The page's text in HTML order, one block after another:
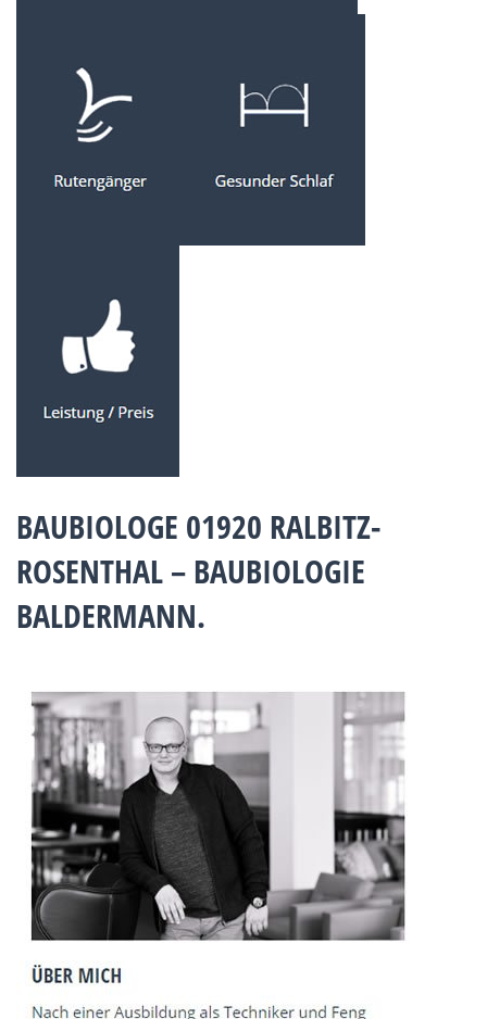
BAUBIOLOGE 01920 RALBITZ-
ROSENTHAL – BAUBIOLOGIE
BALDERMANN.